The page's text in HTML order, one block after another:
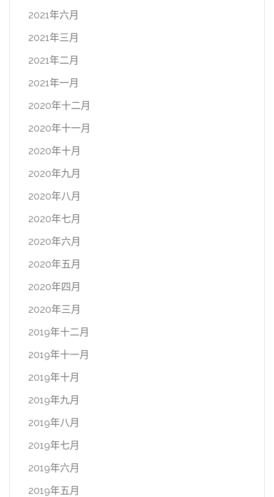
2021年六月
2021年三月
2021年二月
2021年一月
2020年十二月
2020年十一月
2020年十月
2020年九月
2020年八月
2020年七月
2020年六月
2020年五月
2020年四月
2020年三月
2019年十二月
2019年十一月
2019年十月
2019年九月
2019年八月
2019年七月
2019年六月
2019年五月